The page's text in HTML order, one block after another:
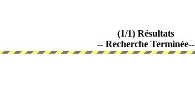
(1/1) Résultats
-- Recherche Terminée--